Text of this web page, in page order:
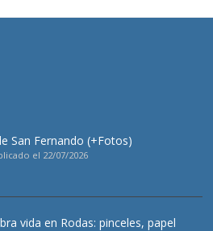
San Fernando (+Fotos)
el 22/07/2026
vida en Rodas: pinceles, papel